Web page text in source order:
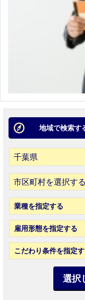
地域で検索す
市区町村を選択する
業種を指定する
雇用形態を指定する
こだわり条件を指定
選択